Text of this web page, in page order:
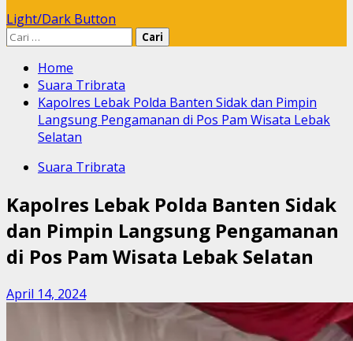
Light/Dark Button
Cari
Home
Suara Tribrata
Kapolres Lebak Polda Banten Sidak dan Pimpin
Langsung Pengamanan di Pos Pam Wisata Lebak
Selatan
Suara Tribrata
Kapolres Lebak Polda Banten Sidak
dan Pimpin Langsung Pengamanan
di Pos Pam Wisata Lebak Selatan
April 14, 2024